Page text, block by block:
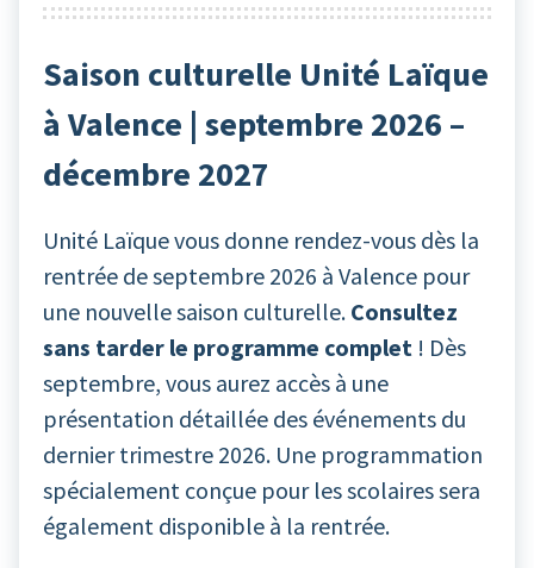
Saison culturelle Unité Laïque
à Valence | septembre 2026 –
décembre 2027
Unité Laïque vous donne rendez-vous dès la
rentrée de septembre 2026 à Valence pour
une nouvelle saison culturelle. Consultez
sans tarder le programme complet ! Dès
septembre, vous aurez accès à une
présentation détaillée des événements du
dernier trimestre 2026. Une programmation
spécialement conçue pour les scolaires sera
également disponible à la rentrée.